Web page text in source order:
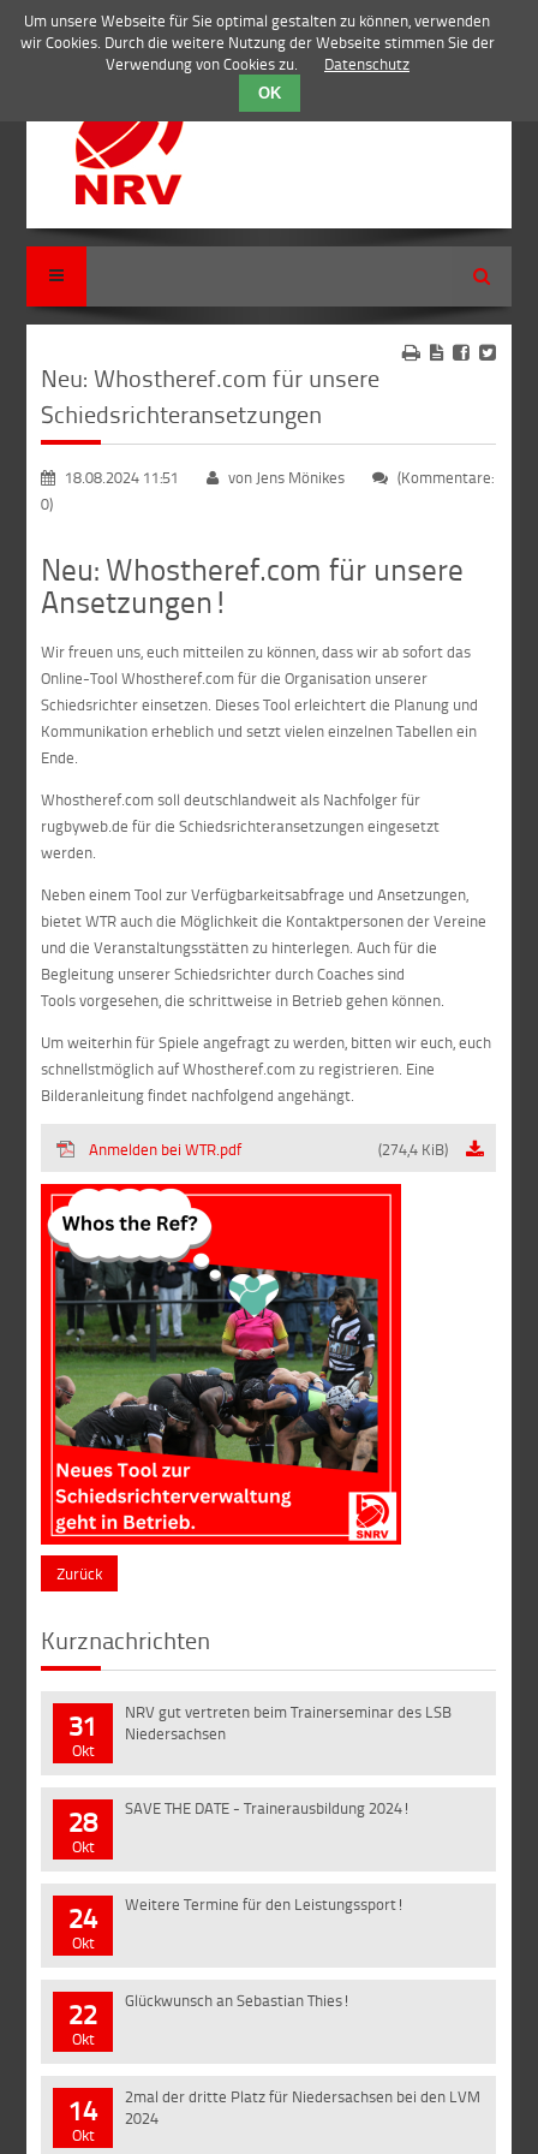
Suche
Neu: Whostheref.com für unsere
Schiedsrichteransetzungen
18.08.2024 11:51 von Jens Mönikes
(Kommentare:
0)
Neu: Whostheref.com für unsere
Ansetzungen!
Wir freuen uns, euch mitteilen zu können, dass wir ab sofort das
Online-Tool Whostheref.com für die Organisation unserer
Schiedsrichter einsetzen. Dieses Tool erleichtert die Planung und
Kommunikation erheblich und setzt vielen einzelnen Tabellen ein
Ende.
Whostheref.com soll deutschlandweit als Nachfolger für
rugbyweb.de für die Schiedsrichteransetzungen eingesetzt
werden.
Neben einem Tool zur Verfügbarkeitsabfrage und Ansetzungen,
bietet WTR auch die Möglichkeit die Kontaktpersonen der Vereine
und die Veranstaltungsstätten zu hinterlegen. Auch für die
Begleitung unserer Schiedsrichter durch Coaches sind
Tools vorgesehen, die schrittweise in Betrieb gehen können.
Um weiterhin für Spiele angefragt zu werden, bitten wir euch, euch
schnellstmöglich auf Whostheref.com zu registrieren. Eine
Bilderanleitung findet nachfolgend angehängt.
Anmelden bei WTR.pdf (274,4 KiB)
Zurück
Kurznachrichten
31
Okt
NRV gut vertreten beim Trainerseminar des LSB
Niedersachsen
28
Okt
SAVE THE DATE - Trainerausbildung 2024!
24
Okt
Weitere Termine für den Leistungssport!
22
Okt
Glückwunsch an Sebastian Thies!
14
Okt
2mal der dritte Platz für Niedersachsen bei den LVM
2024
Um unsere Webseite für Sie optimal gestalten zu können, verwenden
wir Cookies. Durch die weitere Nutzung der Webseite stimmen Sie der
Verwendung von Cookies zu.
Datenschutz
OK